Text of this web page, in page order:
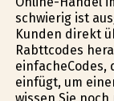
schwierig ist
Kunden direkt
Rabttcodes
einfacheCodes,
einfügt, um
wissen Sie